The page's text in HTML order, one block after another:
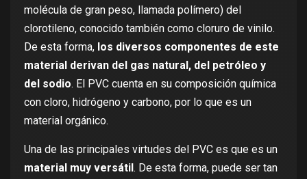
molécula de gran peso, llamada polímero) del
clorotileno, conocido también como cloruro de vinilo.
De esta forma, los diversos componentes de este
material derivan del gas natural, del petróleo y
del sodio. El PVC cuenta en su composición química
con cloro, hidrógeno y carbono, por lo que es un
material orgánico.
Una de las principales virtudes del PVC es que es un
material muy versátil. De esta forma, puede ser tan